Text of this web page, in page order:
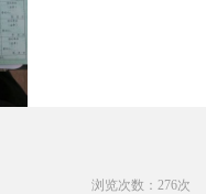
浏览次数： 276次